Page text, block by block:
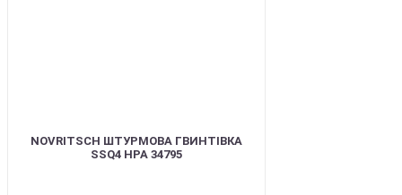
NOVRITSCH ШТУРМОВА ГВИНТІВКА
SSQ4 HPA 34795